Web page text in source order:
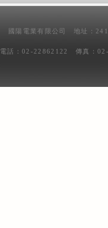
國陽電業有限公司 地址：
電話：02-22862122 傳真：